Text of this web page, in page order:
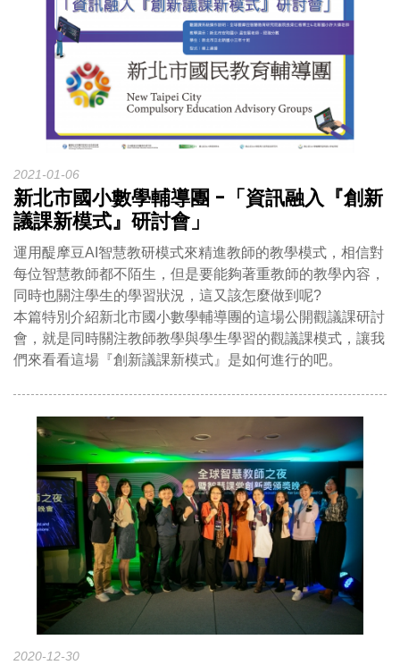
2021-01-06
新北市國小數學輔導團 -「資訊融入『創新
議課新模式』研討會」
運用醍摩豆AI智慧教研模式來精進教師的教學模式，相信對
每位智慧教師都不陌生，但是要能夠著重教師的教學內容，
同時也關注學生的學習狀況，這又該怎麼做到呢?
本篇特別介紹新北市國小數學輔導團的這場公開觀議課研討
會，就是同時關注教師教學與學生學習的觀議課模式，讓我
們來看看這場『創新議課新模式』是如何進行的吧。
2020-12-30